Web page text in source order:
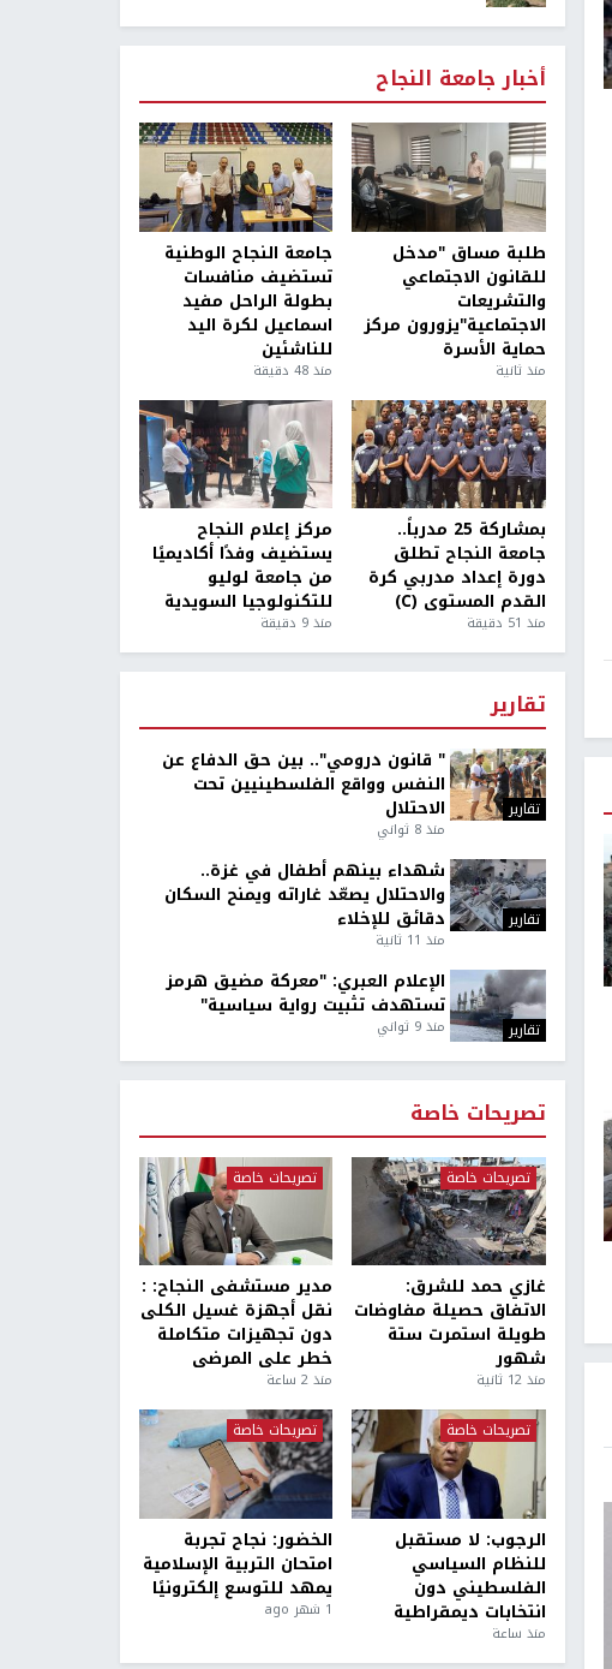
أخبار جامعة النجاح
طلبة مساق "مدخل
للقانون الاجتماعي
والتشريعات
الاجتماعية"يزورون مركز
حماية الأسرة
منذ ثانية
جامعة النجاح الوطنية
تستضيف منافسات
بطولة الراحل مفيد
اسماعيل لكرة اليد
للناشئين
منذ 48 دقيقة
بمشاركة 25 مدرباً..
جامعة النجاح تطلق
دورة إعداد مدربي كرة
القدم المستوى (C)
منذ 51 دقيقة
مركز إعلام النجاح
يستضيف وفدًا أكاديميًا
من جامعة لوليو
للتكنولوجيا السويدية
منذ 9 دقيقة
تقارير
تقارير
" قانون درومي".. بين حق الدفاع عن
النفس وواقع الفلسطينيين تحت
الاحتلال
منذ 8 ثواني
تقارير
شهداء بينهم أطفال في غزة..
والاحتلال يصعّد غاراته ويمنح السكان
دقائق للإخلاء
منذ 11 ثانية
تقارير
الإعلام العبري: "معركة مضيق هرمز
تستهدف تثبيت رواية سياسية"
منذ 9 ثواني
تصريحات خاصة
تصريحات خاصة
غازي حمد للشرق:
الاتفاق حصيلة مفاوضات
طويلة استمرت ستة
شهور
منذ 12 ثانية
تصريحات خاصة
مدير مستشفى النجاح: :
نقل أجهزة غسيل الكلى
دون تجهيزات متكاملة
خطر على المرضى
منذ 2 ساعة
تصريحات خاصة
الرجوب: لا مستقبل
للنظام السياسي
الفلسطيني دون
انتخابات ديمقراطية
منذ ساعة
تصريحات خاصة
الخضور: نجاح تجربة
امتحان التربية الإسلامية
يمهد للتوسع إلكترونيًا
1 شهر ago